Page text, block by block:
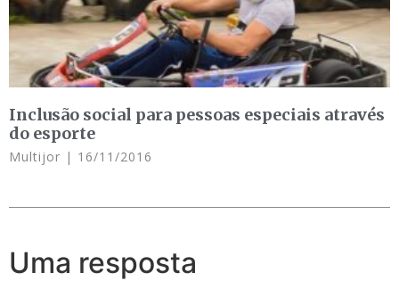
Inclusão social para pessoas especiais através
do esporte
Multijor 16/11/2016
Uma resposta